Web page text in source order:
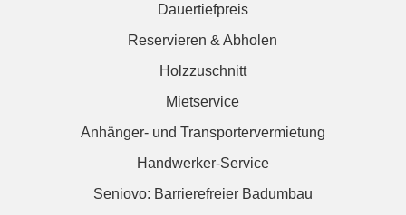
Dauertiefpreis
Reservieren & Abholen
Holzzuschnitt
Mietservice
Anhänger- und Transportervermietung
Handwerker-Service
Seniovo: Barrierefreier Badumbau